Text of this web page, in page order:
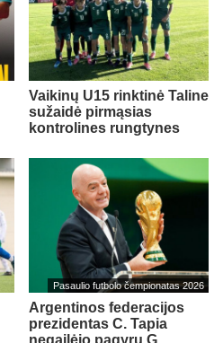
Vaikinų U15 rinktinė Taline
sužaidė pirmąsias
kontrolines rungtynes
Pasaulio futbolo čempionatas 2026
Argentinos federacijos
prezidentas C. Tapia
negailėjo pagyrų G.